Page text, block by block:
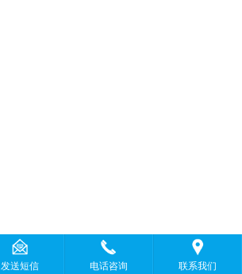
发送短信 电话咨询 联系我们